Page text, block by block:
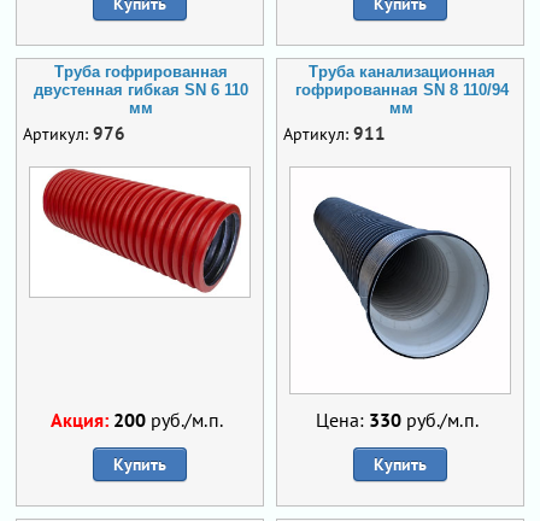
Труба гофрированная
двустенная гибкая SN 6 110
мм
Артикул: 976
Акция: 200 руб./м.п.
Купить
Труба канализационная
гофрированная SN 8 110/94
мм
Артикул: 911
Цена: 330 руб./м.п.
Купить